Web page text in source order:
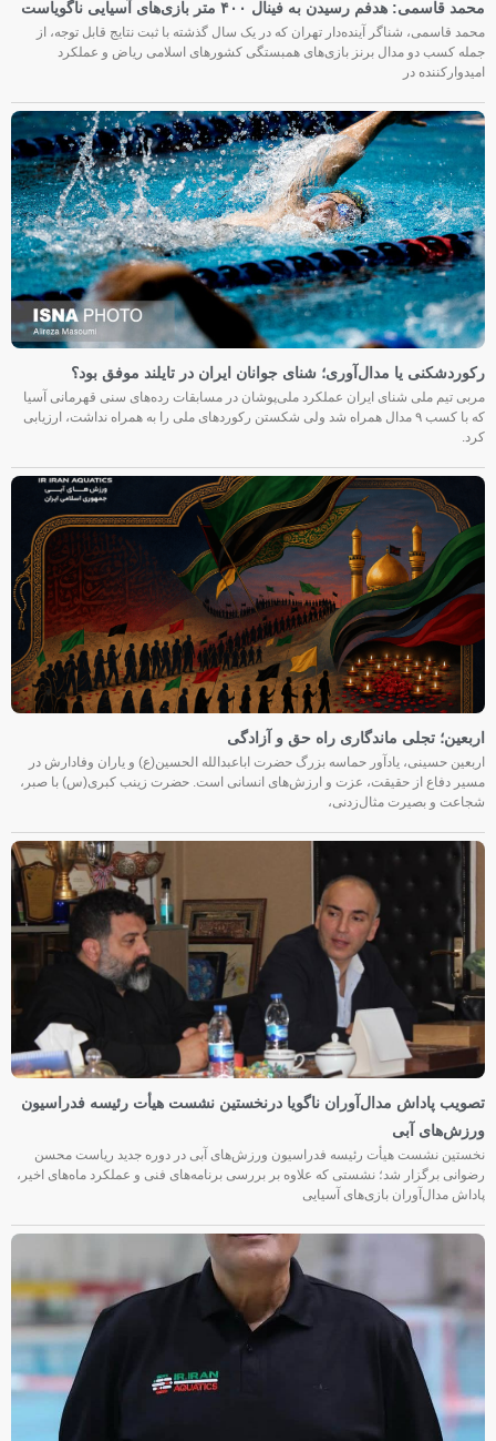
محمد قاسمی: هدفم رسیدن به فینال ۴۰۰ متر بازی‌های آسیایی ناگویاست
محمد قاسمی، شناگر آینده‌دار تهران که در یک سال گذشته با ثبت نتایج قابل توجه، از
جمله کسب دو مدال برنز بازی‌های همبستگی کشورهای اسلامی ریاض و عملکرد
امیدوارکننده در
رکوردشکنی یا مدال‌آوری؛ شنای جوانان ایران در تایلند موفق بود؟
مربی تیم ملی شنای ایران عملکرد ملی‌پوشان در مسابقات رده‌های سنی قهرمانی آسیا
که با کسب ۹ مدال همراه شد ولی شکستن رکوردهای ملی را به همراه نداشت، ارزیابی
کرد.
اربعین؛ تجلی ماندگاری راه حق و آزادگی
اربعین حسینی، یادآور حماسه بزرگ حضرت اباعبدالله الحسین(ع) و یاران وفادارش در
مسیر دفاع از حقیقت، عزت و ارزش‌های انسانی است. حضرت زینب کبری(س) با صبر،
شجاعت و بصیرت مثال‌زدنی،
تصویب پاداش مدال‌آوران ناگویا درنخستین نشست هیأت رئیسه فدراسیون
ورزش‌های آبی
نخستین نشست هیأت رئیسه فدراسیون ورزش‌های آبی در دوره جدید ریاست محسن
رضوانی برگزار شد؛ نشستی که علاوه بر بررسی برنامه‌های فنی و عملکرد ماه‌های اخیر،
پاداش مدال‌آوران بازی‌های آسیایی